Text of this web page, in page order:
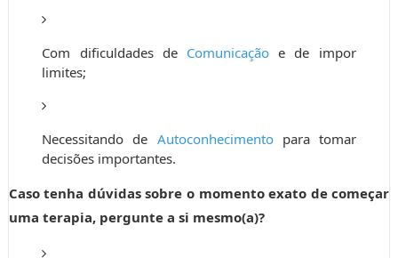
Com dificuldades de Comunicação e de impor
limites;
Necessitando de Autoconhecimentopara tomar
decisões importantes.
Caso tenha dúvidas sobre o momento exato de começar
uma terapia, pergunte a si mesmo(a)?